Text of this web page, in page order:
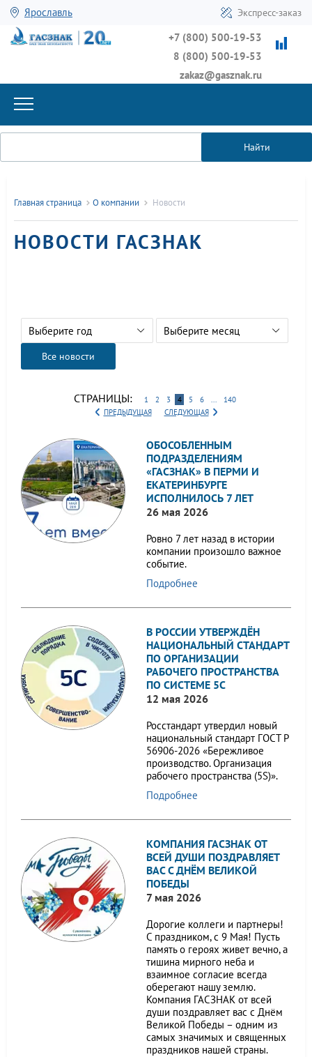
Ярославль Экспресс-заказ
+7 (800) 500-19-53
8 (800) 500-19-53
zakaz@gasznak.ru
Найти
Главная страница О компании Новости
НОВОСТИ ГАСЗНАК
Выберите год Выберите месяц
Все новости
СТРАНИЦЫ: 1 2 3 4 5 6 ...
140
ПРЕДЫДУЩАЯ
СЛЕДУЮЩАЯ
ОБОСОБЛЕННЫМ
ПОДРАЗДЕЛЕНИЯМ
«ГАСЗНАК» В ПЕРМИ И
ЕКАТЕРИНБУРГЕ
ИСПОЛНИЛОСЬ 7 ЛЕТ
26 мая 2026
Ровно 7 лет назад в истории
компании произошло важное
событие.
Подробнее
В РОССИИ УТВЕРЖДЁН
НАЦИОНАЛЬНЫЙ СТАНДАРТ
ПО ОРГАНИЗАЦИИ
РАБОЧЕГО ПРОСТРАНСТВА
ПО СИСТЕМЕ 5С
12 мая 2026
Росстандарт утвердил новый
национальный стандарт ГОСТ Р
56906-2026 «Бережливое
производство. Организация
рабочего пространства (5S)».
Подробнее
КОМПАНИЯ ГАСЗНАК ОТ
ВСЕЙ ДУШИ ПОЗДРАВЛЯЕТ
ВАС С ДНЁМ ВЕЛИКОЙ
ПОБЕДЫ
7 мая 2026
Дорогие коллеги и партнеры!
С праздником, с 9 Мая! Пусть
память о героях живет вечно, а
тишина мирного неба и
взаимное согласие всегда
оберегают нашу землю.
Компания ГАСЗНАК от всей
души поздравляет вас с Днём
Великой Победы – одним из
самых значимых и священных
праздников нашей страны.